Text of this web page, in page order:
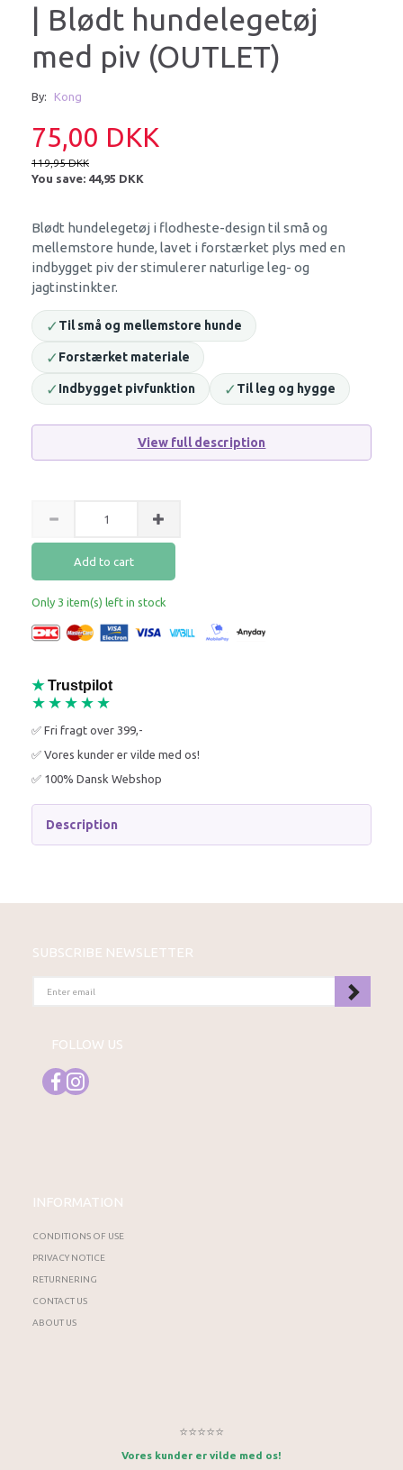
| Blødt hundelegetøj
med piv (OUTLET)
By: Kong
75,00 DKK
119,95 DKK
You save: 44,95 DKK
Blødt hundelegetøj i flodheste-design til små og
mellemstore hunde, lavet i forstærket plys med en
indbygget piv der stimulerer naturlige leg- og
jagtinstinkter.
✓Til små og mellemstore hunde
✓Forstærket materiale
✓Indbygget pivfunktion ✓Til leg og hygge
View full description
Add to cart
Only 3 item(s) left in stock
★ Trustpilot
★★★★★
✅ Fri fragt over 399,-
✅ Vores kunder er vilde med os!
✅ 100% Dansk Webshop
Description
SUBSCRIBE NEWSLETTER
EMAIL
FOLLOW US
INFORMATION
CONDITIONS OF USE
PRIVACY NOTICE
RETURNERING
CONTACT US
ABOUT US
⭐⭐⭐⭐⭐
Vores kunder er vilde med os!